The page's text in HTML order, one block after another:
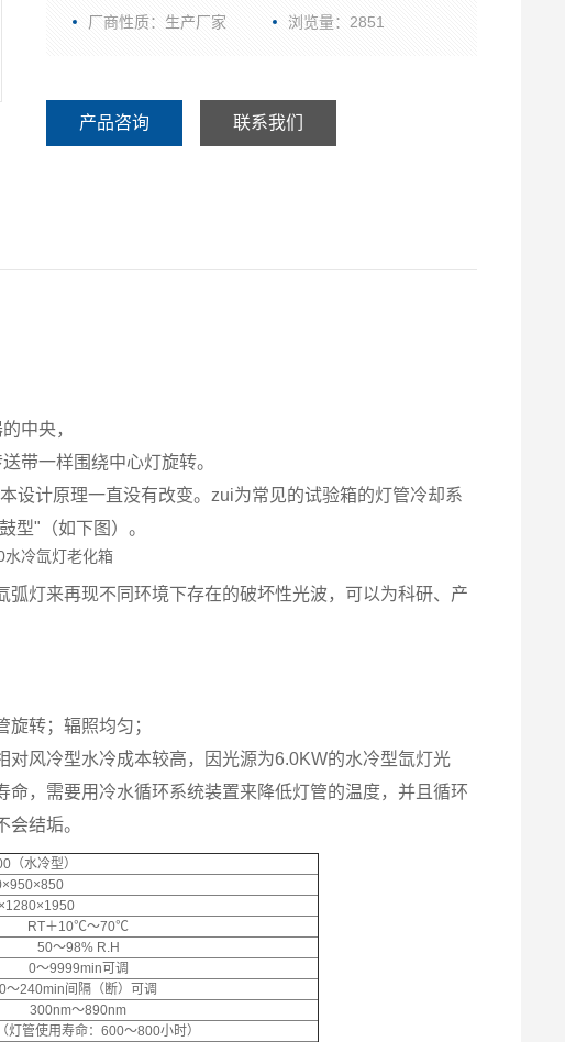
厂商性质：生产厂家 浏览量：2851
产品咨询 联系我们
中央，
带一样围绕中心灯旋转。
设计原理一直没有改变。zui为常见的试验箱的灯管冷却系
型"（如下图）。
灯来再现不同环境下存在的破坏性光波，可以为科研、产
转；辐照均匀；
风冷型水冷成本较高，因光源为6.0KW的水冷型氙灯光
，需要用冷水循环系统装置来降低灯管的温度，并且循环
结垢。
（水冷型）
RT＋10℃～70℃
50～98% R.H
0～9999min可调
0～240min间隔（断）可调
300nm～890nm
灯管使用寿命：600～800小时）